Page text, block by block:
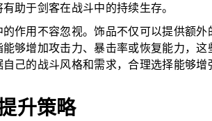
助于剑客在战斗中的持续生存。
作用不容忽视。饰品不仅可以提供额
够增加攻击力、暴击率或恢复能力，这
己的战斗风格和需求，合理选择能够增
升策略